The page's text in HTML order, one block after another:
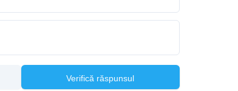
Verifică răspunsul